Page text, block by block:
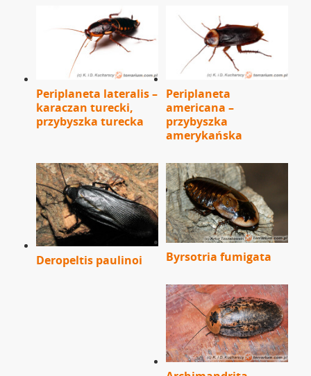
Periplaneta lateralis –
karaczan turecki,
przybyszka turecka
Periplaneta
americana –
przybyszka
amerykańska
Deropeltis paulinoi Byrsotria fumigata